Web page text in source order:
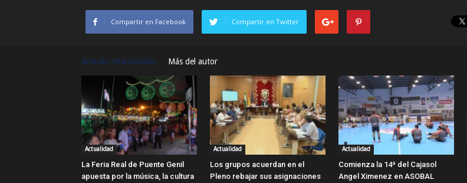
Compartir en Facebook Compartir en Twitter
Artículo relacionados Más del autor
Actualidad
La Feria Real de Puente Genil
apuesta por la música, la cultura
Actualidad
Los grupos acuerdan en el
Pleno rebajar sus asignaciones
Actualidad
Comienza la 14ª del Cajasol
Angel Ximenez en ASOBAL